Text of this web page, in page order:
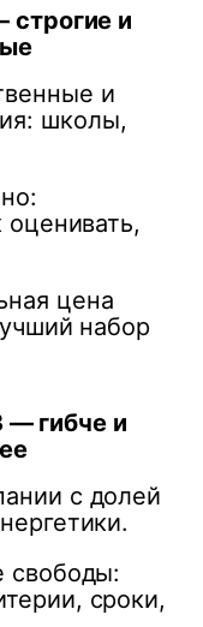
и
и
школы,
оценивать,
цена
набор
— гибче и
с долей
свободы:
сроки,